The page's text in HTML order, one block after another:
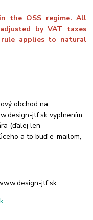
the OSS regime. All
by VAT taxes
applies to natural
obchod na
jtf.sk vyplnením
(ďalej len
a to buď e-mailom,
jtf.sk